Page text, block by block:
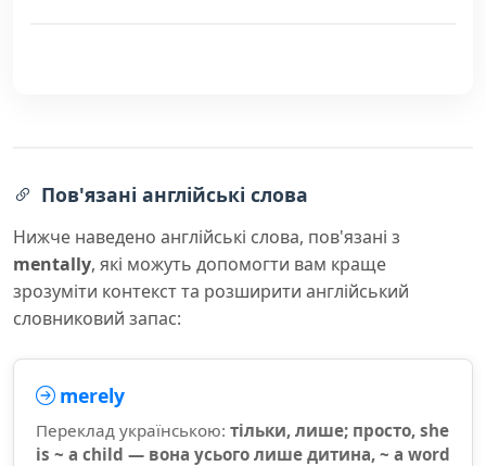
Пов'язані англійські слова
Нижче наведено англійські слова, пов'язані з
mentally, які можуть допомогти вам краще
зрозуміти контекст та розширити англійський
словниковий запас:
merely
Переклад українською: тільки, лише; просто, she
is ~ a child — вона усього лише дитина, ~ a word